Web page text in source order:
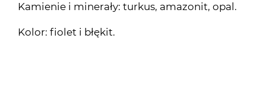
Kamienie i minerały: turkus, amazonit, opal.
Kolor: fiolet i błękit.